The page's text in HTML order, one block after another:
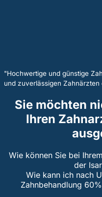
"Hochwertige und günstige
und zuverlässigen Zahnärzten
Sie möchten
Ihren
Wie können Sie bei
der
Wie kann ich nach
Zahnbehandlung